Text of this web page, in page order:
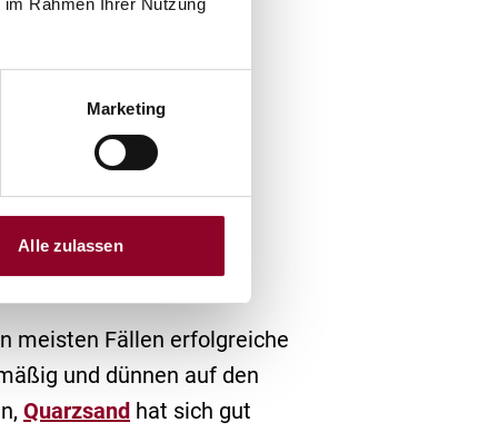
Marketing
Alle zulassen
meisten Fällen erfolgreiche
und dünnen auf den
Quarzsand hat sich gut